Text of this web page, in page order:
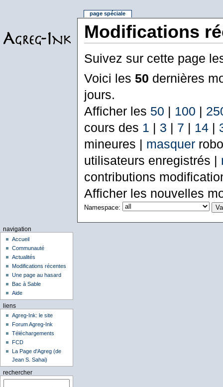
Modifications
Suivez sur cette page
Voici les 50 dernières
jours.
Afficher les 50 | 100 |
cours des 1 | 3 | 7 | 14|
mineures | masquer
utilisateurs enregistrés |
contributions
Afficher les nouvelles
Namespace:
page spéciale
navigation
Accueil
Communauté
Actualités
Modifications récentes
Une page au hasard
Bac à Sable
Aide
liens
Agreg-Ink: le site
Forum Agreg-Ink
Téléchargements
FCD
La Page d'Agreg (de
Jean S. Sahai)
rechercher